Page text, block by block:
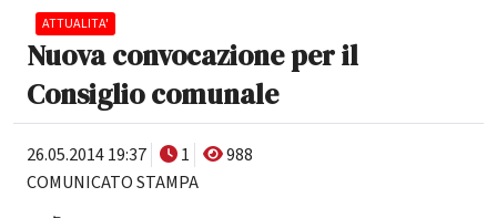
ATTUALITA'
Nuova convocazione per il
Consiglio comunale
26.05.2014 19:37 1
988
COMUNICATO STAMPA